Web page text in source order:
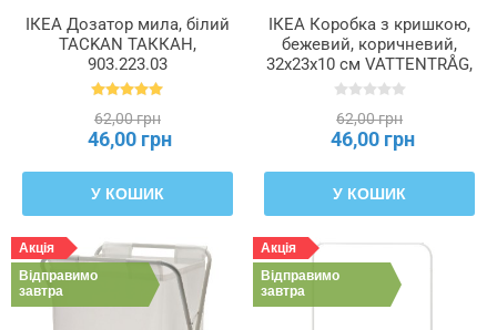
ІКЕА Дозатор мила, білий
TACKAN ТАККАН,
903.223.03
62,00 грн
46,00 грн
У КОШИК
ІКЕА Коробка з кришкою,
бежевий, коричневий,
32x23x10 см VATTENTRÅG,
205.510.91
62,00 грн
46,00 грн
У КОШИК
Акція
Відправимо
завтра
Акція
Відправимо
завтра